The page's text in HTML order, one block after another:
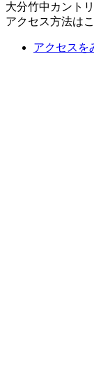
大分竹中カント
アクセス方法は
アクセスを